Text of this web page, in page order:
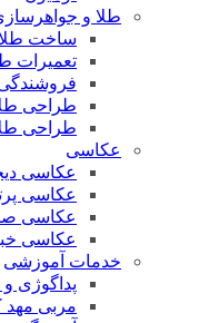
طلا و
ساخت طلا
تعمیرات
طراحی
طراحی
عکاسی
عکاسی
عکاسی
عکاسی
عکاسی
خدمات آموزشی
پداگوژی
مربی مهد